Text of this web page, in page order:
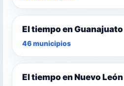
El tiempo en Guanajuato
46 municipios
El tiempo en Nuevo León